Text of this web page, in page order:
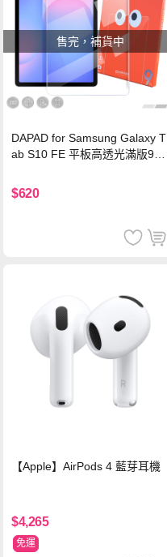
售完，補貨中
DAPAD for Samsung Galaxy T
ab S10 FE 平板高透光滿版9H
$620
【Apple】AirPods 4 藍芽耳機
$4,265
免運